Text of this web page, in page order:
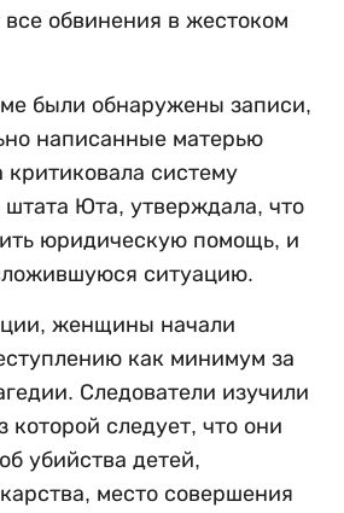
обвинения в жестоком
были обнаружены записи,
написанные матерью
систему
Юта, утверждала, что
юридическую помощь, и
ситуацию.
женщины начали
как минимум за
Следователи изучили
которой следует, что они
убийства детей,
место совершения